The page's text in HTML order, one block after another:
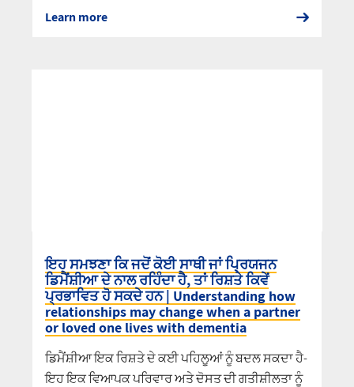
Learn more
ਇਹ ਸਮਝਣਾ ਕਿ ਜਦੋਂ ਕੋਈ ਸਾਥੀ ਜਾਂ ਪ੍ਰਿਯਜਨ
ਡਿਮੈਂਸ਼ੀਆ ਦੇ ਨਾਲ ਰਹਿੰਦਾ ਹੈ, ਤਾਂ ਰਿਸ਼ਤੇ ਕਿਵੇਂ
ਪ੍ਰਭਾਵਿਤ ਹੋ ਸਕਦੇ ਹਨ | Understanding how
relationships may change when a partner
or loved one lives with dementia
ਡਿਮੈਂਸ਼ੀਆ ਇਕ ਰਿਸ਼ਤੇ ਦੇ ਕਈ ਪਹਿਲੂਆਂ ਨੂੰ ਬਦਲ ਸਕਦਾ ਹੈ-
ਇਹ ਇਕ ਵਿਆਪਕ ਪਰਿਵਾਰ ਅਤੇ ਦੋਸਤ ਦੀ ਗਤੀਸ਼ੀਲਤਾ ਨੂੰ